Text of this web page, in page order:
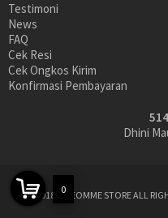
0
Testimoni
News
FAQ
Cek Resi
Cek Ongkos Kirim
Konfirmasi Pembayaran
Dhini
©2018 SIDEOMME STORE ALL